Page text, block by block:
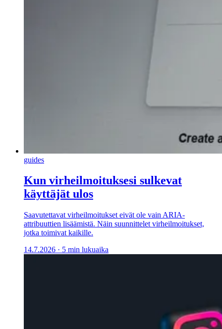
guides
Kun virheilmoituksesi sulkevat
käyttäjät ulos
Saavutettavat virheilmoitukset eivät ole vain ARIA-
attribuuttien lisäämistä. Näin suunnittelet virheilmoitukset,
jotka toimivat kaikille.
14.7.2026 · 5 min lukuaika